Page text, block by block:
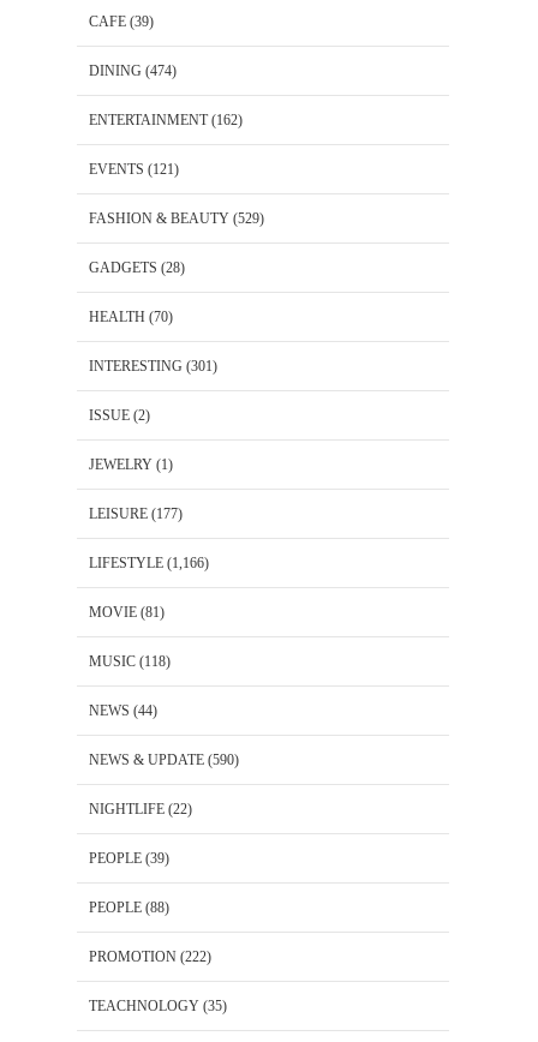
CAFE (39)
DINING (474)
ENTERTAINMENT(162)
EVENTS (121)
FASHION & BEAUTY (529)
GADGETS (28)
HEALTH (70)
INTERESTING (301)
ISSUE (2)
JEWELRY (1)
LEISURE (177)
LIFESTYLE (1,166)
MOVIE (81)
MUSIC (118)
NEWS (44)
NEWS & UPDATE (590)
NIGHTLIFE (22)
PEOPLE (39)
PEOPLE (88)
PROMOTION (222)
TEACHNOLOGY (35)